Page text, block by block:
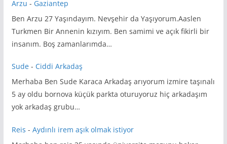
Arzu - Gaziantep
Ben Arzu 27 Yaşındayım. Nevşehir da Yaşıyorum.Aaslen
Turkmen Bir Annenin kızıyım. Ben samimi ve açık fikirli bir
insanım. Boş zamanlarımda…
Sude- Ciddi Arkadaş
Merhaba Ben Sude Karaca Arkadaş arıyorum izmire taşınalı
5 ay oldu bornova küçük parkta oturuyoruz hiç arkadaşım
yok arkadaş grubu…
Reis - Aydınlı irem aşık olmak istiyor